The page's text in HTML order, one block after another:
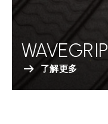
WAVEGRIP
了解更多